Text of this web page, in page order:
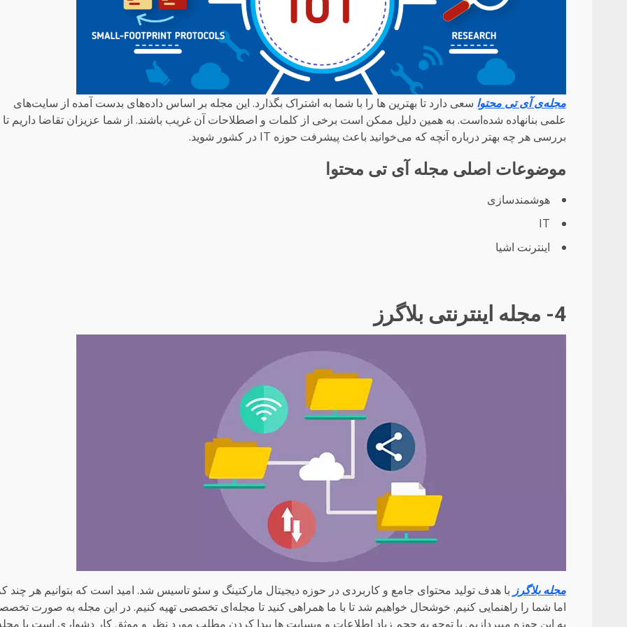
مجله‌ی آی تی محتوا سعی دارد تا بهترین ها را با شما به اشتراک بگذارد. این مجله بر اساس داده‌های بدست آمده از سایت‌های
علمی بنانهاده شده‌است. به همین دلیل ممکن است برخی از کلمات و اصطلاحات آن غریب باشند. از شما عزیزان تقاضا داریم تا
بررسی هر چه بهتر درباره آنچه که می‌خوانید باعث پیشرفت حوزه IT در کشور شوید.
موضوعات اصلی مجله آی تی محتوا
هوشمندسازی
IT
اینترنت اشیا
4- مجله اینترنتی بلاگرز
مجله بلاگرز با هدف تولید محتوای جامع و کاربردی در حوزه دیجیتال مارکتینگ و سئو تاسیس شد. امید است که بتوانیم هر چند
اما شما را راهنمایی کنیم. خوشحال خواهیم شد تا با ما همراهی کنید تا مجله‌ای تخصصی تهیه کنیم. در این مجله به صورت
به این حوزه میپردازیم. با توجه به حجم زیاد اطلاعات و وبسایت ها پیدا کردن مطلب مورد نظر و موثق کار دشواری است با